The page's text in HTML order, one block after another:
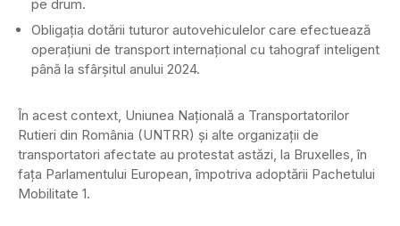
pe drum.
Obligația dotării tuturor autovehiculelor care efectuează
operațiuni de transport internațional cu tahograf inteligent
până la sfârșitul anului 2024.
În acest context, Uniunea Națională a Transportatorilor
Rutieri din România (UNTRR) și alte organizații de
transportatori afectate au protestat astăzi, la Bruxelles, în
fața Parlamentului European, împotriva adoptării Pachetului
Mobilitate 1.